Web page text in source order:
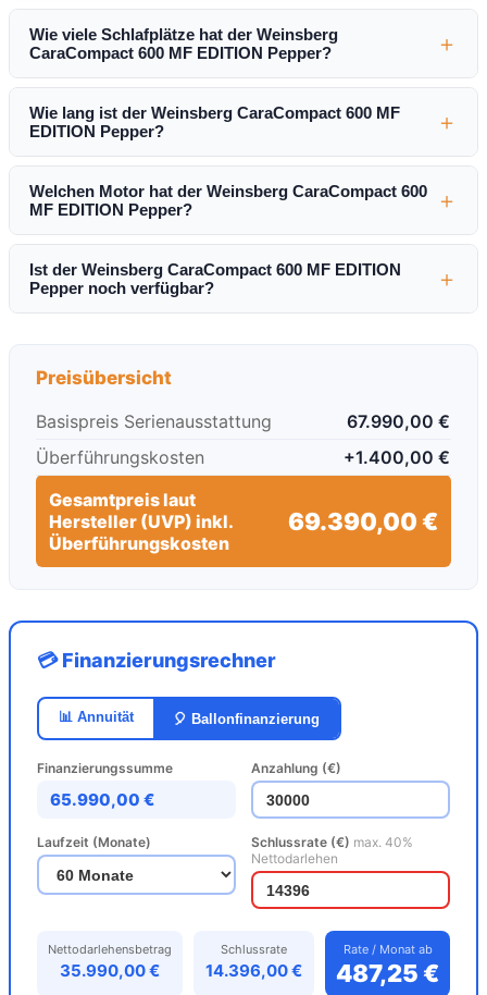
Wie viele Schlafplätze hat der Weinsberg
CaraCompact 600 MF EDITION Pepper?
＋
Wie lang ist der Weinsberg CaraCompact 600 MF
EDITION Pepper?
＋
Welchen Motor hat der Weinsberg CaraCompact 600
MF EDITION Pepper?
＋
Ist der Weinsberg CaraCompact 600 MF EDITION
Pepper noch verfügbar?
＋
Preisübersicht
Basispreis Serienausstattung
67.990,00 €
Überführungskosten
+1.400,00 €
Gesamtpreis laut
Hersteller (UVP) inkl.
Überführungskosten
69.390,00 €
💳 Finanzierungsrechner
📊 Annuität 🎈 Ballonfinanzierung
Finanzierungssumme
65.990,00 €
Anzahlung (€)
Laufzeit (Monate) Schlussrate (€) max. 40%
Nettodarlehen
Nettodarlehensbetrag
35.990,00 €
Schlussrate
14.396,00 €
Rate / Monat ab
487,25 €